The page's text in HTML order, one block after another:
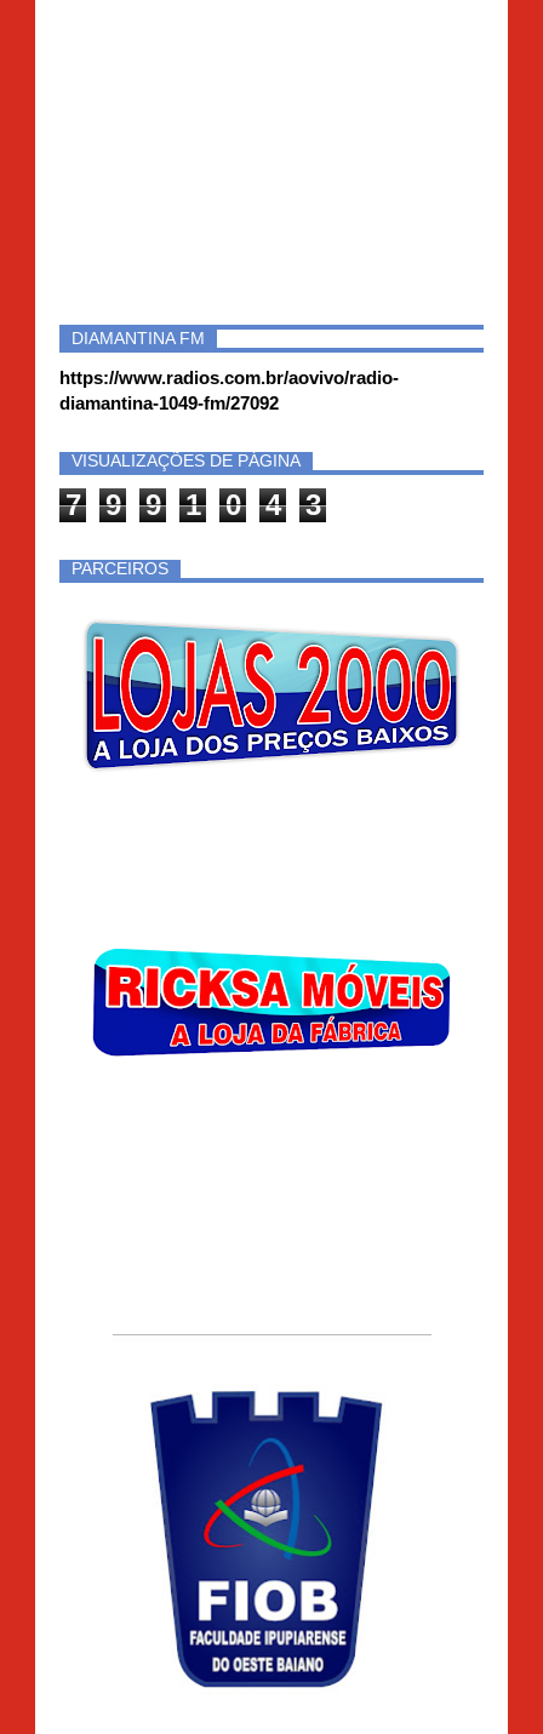
DIAMANTINA FM
https://www.radios.com.br/aovivo/radio-
diamantina-1049-fm/27092
VISUALIZAÇÕES DE PÁGINA
7 9 9 1 0 4 3
PARCEIROS